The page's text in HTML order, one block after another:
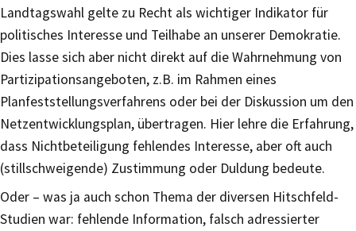
Landtagswahl gelte zu Recht als wichtiger Indikator für
politisches Interesse und Teilhabe an unserer Demokratie.
Dies lasse sich aber nicht direkt auf die Wahrnehmung von
Partizipationsangeboten, z.B. im Rahmen eines
Planfeststellungsverfahrens oder bei der Diskussion um den
Netzentwicklungsplan, übertragen. Hier lehre die Erfahrung,
dass Nichtbeteiligung fehlendes Interesse, aber oft auch
(stillschweigende) Zustimmung oder Duldung bedeute.
Oder – was ja auch schon Thema der diversen Hitschfeld-
Studien war: fehlende Information, falsch adressierter